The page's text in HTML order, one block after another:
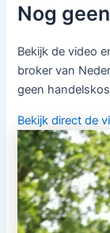
Nog
Bekijk de video
broker van
geen
Bekijk direct de